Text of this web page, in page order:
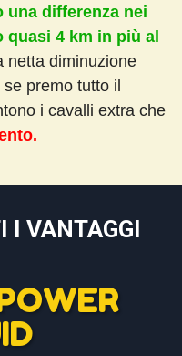
una differenza nei
quasi 4 km in più al
netta diminuzione
premo tutto il
i cavalli extra che
I VANTAGGI